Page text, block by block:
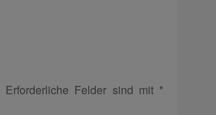
Erforderliche Felder sind mit *